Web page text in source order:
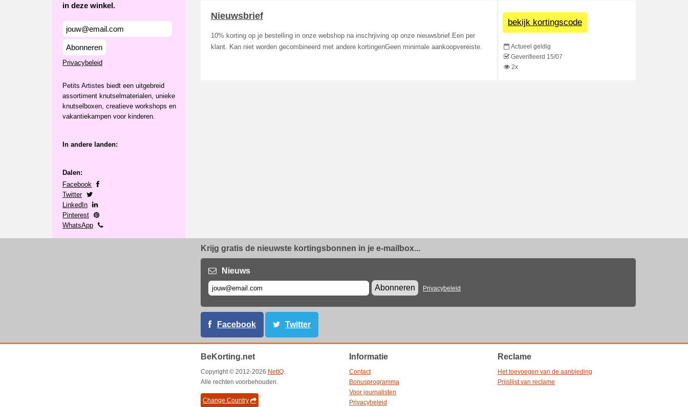
in deze winkel.
Abonneren
Privacybeleid
Petits Artistes biedt een uitgebreid
assortiment knutselmaterialen, unieke
knutselboxen, creatieve workshops en
vakantiekampen voor kinderen.
In andere landen:
Dalen:
Facebook
Twitter
LinkedIn
Pinterest
WhatsApp
Nieuwsbrief
10% korting op je bestelling in onze webshop na inschrjiving op onze nieuwsbrief.Een per
klant. Kan niet worden gecombineerd met andere kortingenGeen minimale aankoopvereiste.
bekijk kortingscode
Actueel geldig
Geverifieerd 15/07
2x
Krijg gratis de nieuwste kortingsbonnen in je e-mailbox...
Nieuws
Abonneren
Privacybeleid
Facebook Twitter
BeKorting.net
Copyright © 2012-2026 NetIQ.
Alle rechten voorbehouden.
Change Country
Informatie
Contact
Bonusprogramma
Voor journalisten
Privacybeleid
Reclame
Het toevoegen van de aanbieding
Prijslijst van reclame